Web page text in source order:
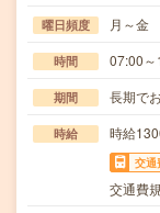
曜日頻度 月～金
時間 07:00
期間 長期で
時給 時給
交通
交通費